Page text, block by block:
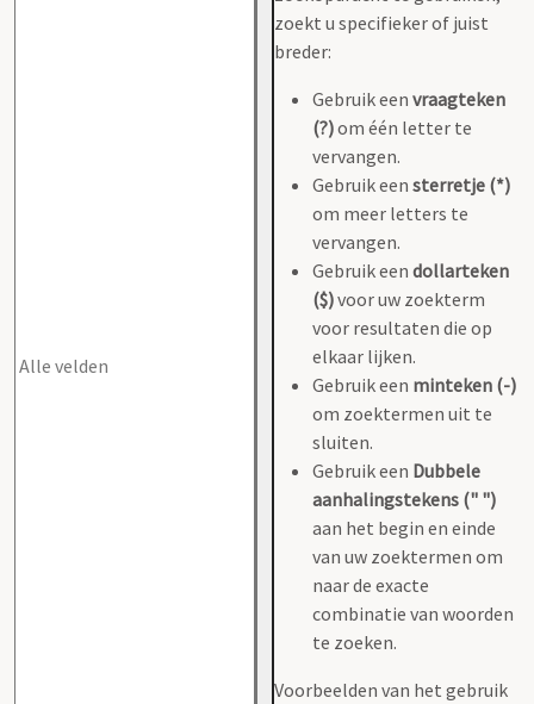
zoekt u specifieker of juist
breder:
Gebruik een vraagteken
(?)om één letter te
vervangen.
Gebruik een sterretje (*)
om meer letters te
vervangen.
Gebruik een dollarteken
($)voor uw zoekterm
voor resultaten die op
elkaar lijken.
Gebruik een minteken (-)
om zoektermen uit te
sluiten.
Gebruik een Dubbele
aanhalingstekens (" ")
aan het begin en einde
van uw zoektermen om
naar de exacte
combinatie van woorden
te zoeken.
Voorbeelden van het gebruik